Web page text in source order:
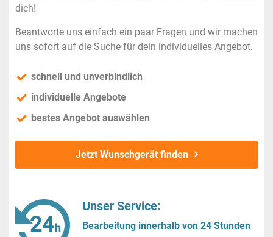
dich!
Beantworte uns einfach ein paar Fragen und wir machen
uns sofort auf die Suche für dein individuelles Angebot.
schnell und unverbindlich
individuelle Angebote
bestes Angebot auswählen
Jetzt Wunschgerät finden
Unser Service:
Bearbeitung innerhalb von 24 Stunden